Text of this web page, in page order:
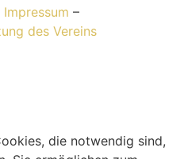
Impressum –
des Vereins
die notwendig sind,